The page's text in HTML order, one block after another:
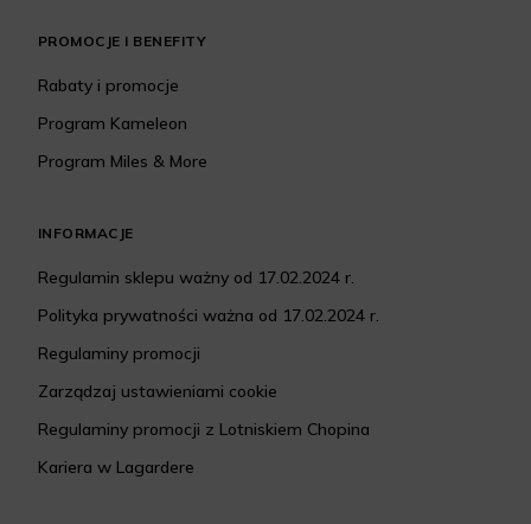
PROMOCJE I BENEFITY
Rabaty i promocje
Program Kameleon
Program Miles & More
INFORMACJE
Regulamin sklepu ważny od 17.02.2024 r.
Polityka prywatności ważna od 17.02.2024 r.
Regulaminy promocji
Zarządzaj ustawieniami cookie
Regulaminy promocji z Lotniskiem Chopina
Kariera w Lagardere